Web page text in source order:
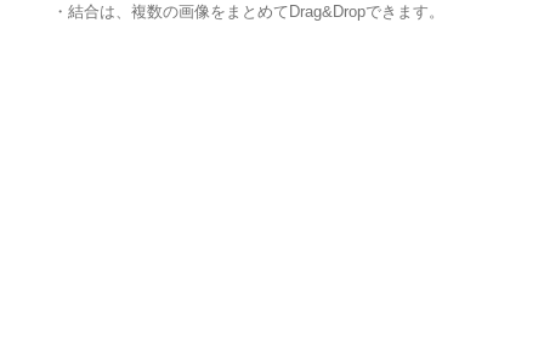
・結合は、複数の画像をまとめてDrag&Dropできます。